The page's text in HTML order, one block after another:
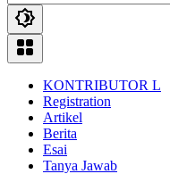
KONTRIBUTOR L
Registration
Artikel
Berita
Esai
Tanya Jawab